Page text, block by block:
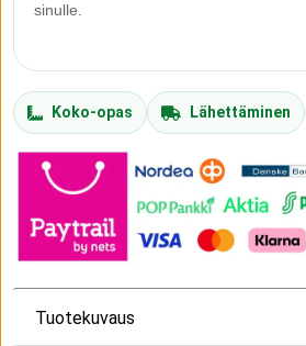
sinulle.
Koko-opas Lähettäminen
Tuotekuvaus